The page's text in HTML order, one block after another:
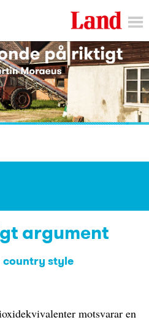
argument
country style
motsvarar en